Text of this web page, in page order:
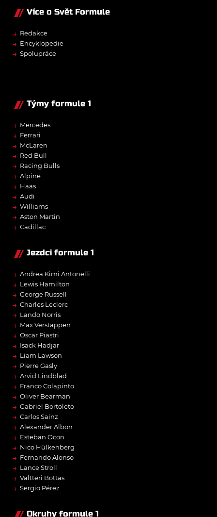
Více o Svět Formule
→ Redakce
→ Encyklopedie
→ Spolupráce
Týmy formule 1
→ Mercedes
→ Ferrari
→ McLaren
→ Red Bull
→ Racing Bulls
→ Alpine
→ Haas
→ Audi
→ Williams
→ Aston Martin
→ Cadillac
Jezdci formule 1
→ Andrea Kimi Antonelli
→ Lewis Hamilton
→ George Russell
→ Charles Leclerc
→ Lando Norris
→ Max Verstappen
→ Oscar Piastri
→ Isack Hadjar
→ Liam Lawson
→ Pierre Gasly
→ Arvid Lindblad
→ Franco Colapinto
→ Oliver Bearman
→ Gabriel Bortoleto
→ Carlos Sainz
→ Alexander Albon
→ Esteban Ocon
→ Nico Hülkenberg
→ Fernando Alonso
→ Lance Stroll
→ Valtteri Bottas
→ Sergio Pérez
Okruhy formule 1